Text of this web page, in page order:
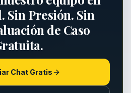
Sin Presión. Sin
de Caso
Chat Gratis